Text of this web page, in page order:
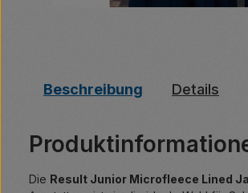
Beschreibung Details
Die Result Junior Microfleece Lined